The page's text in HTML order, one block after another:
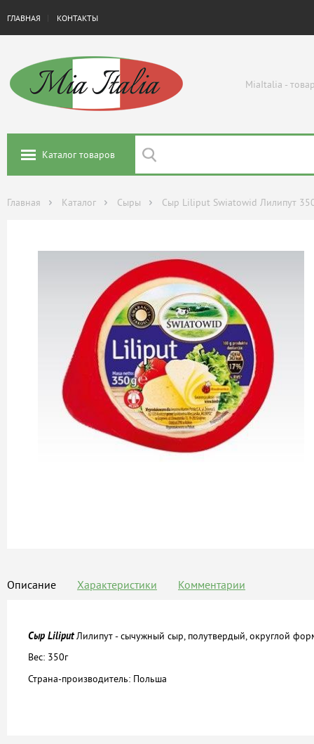
ГЛАВНАЯ КОНТАКТЫ
MiaItalia -
Каталог товаров
Главная Каталог Сыры ​Сыр Liliput Swiatowid Лилипут
Описание Характеристики Комментарии
Сыр LiliputЛилипут - сычужный сыр, полутвердый, округлой
Вес: 350г
Страна-производитель: Польша